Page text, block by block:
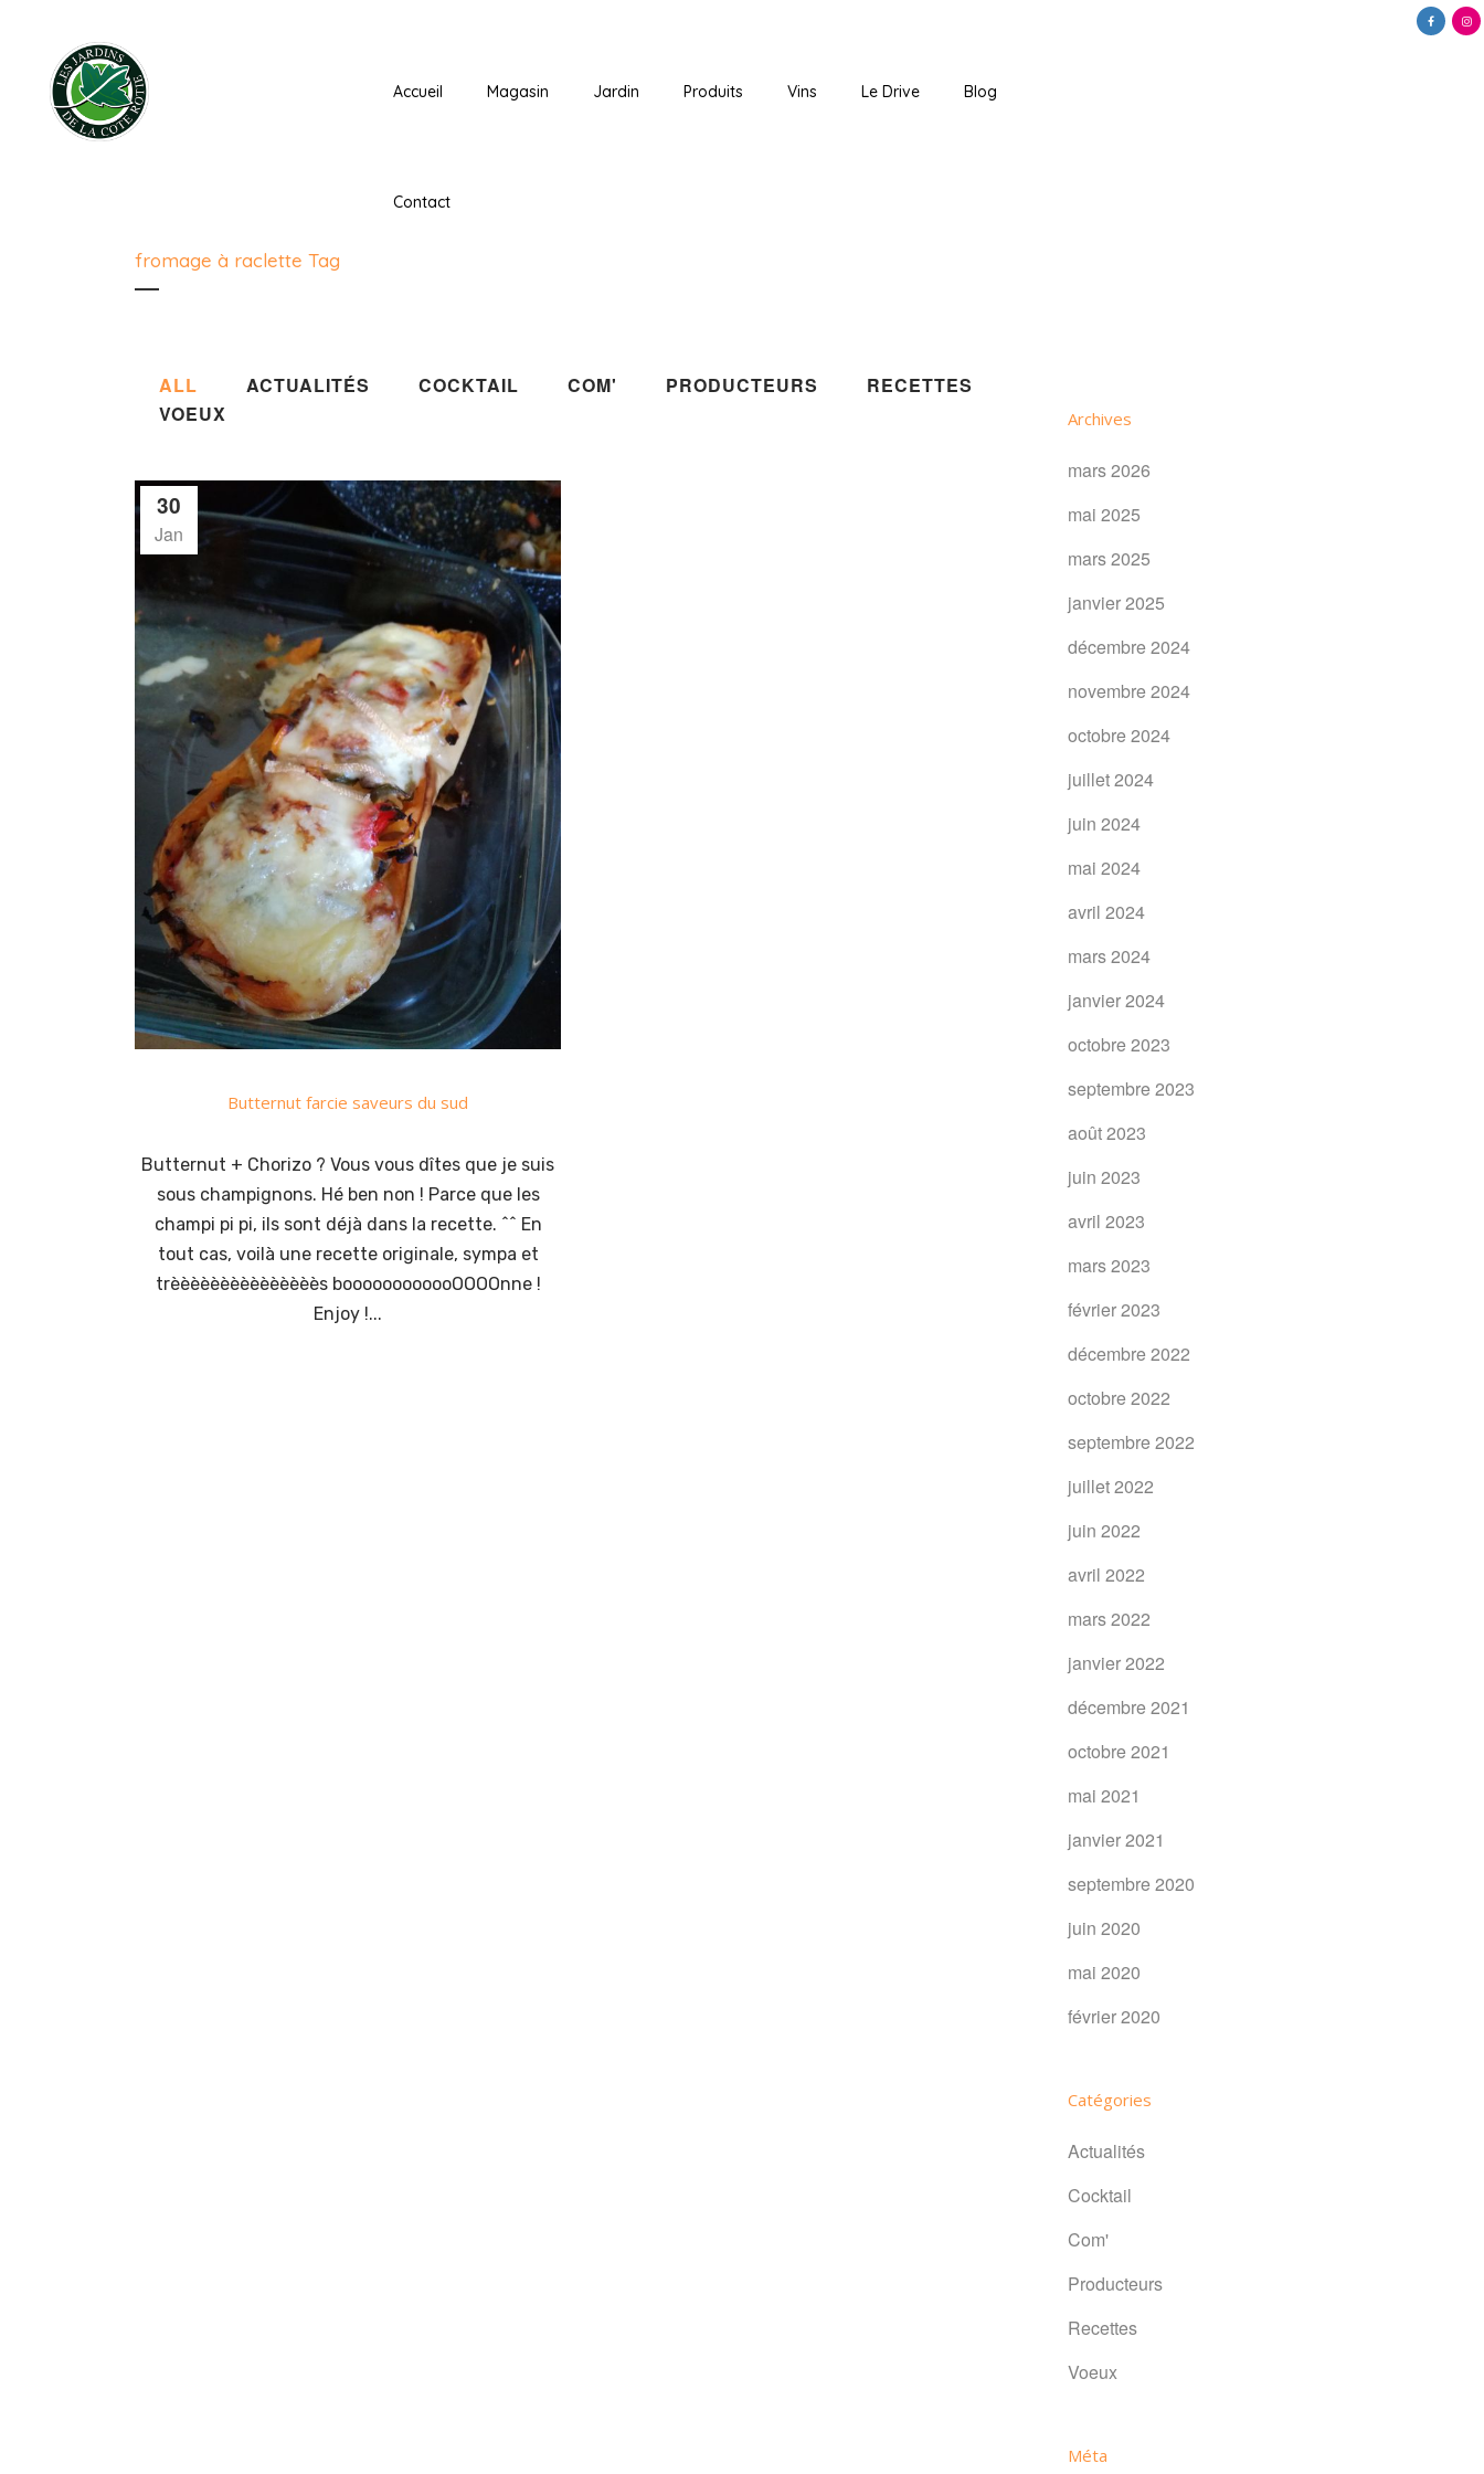
Accueil Magasin Jardin Produits Vins Le Drive Blog
Contact
fromage à raclette Tag
ALL ACTUALITÉS COCKTAIL COM' PRODUCTEURS
RECETTES
VOEUX
30
Jan
Butternut farcie saveurs du sud
Butternut + Chorizo ? Vous vous dîtes que je suis
sous champignons. Hé ben non ! Parce que les
champi pi pi, ils sont déjà dans la recette. ^^ En
tout cas, voilà une recette originale, sympa et
trèèèèèèèèèèèèèèès boooooooooooOOOOnne !
Enjoy !...
Archives
mars 2026
mai 2025
mars 2025
janvier 2025
décembre 2024
novembre 2024
octobre 2024
juillet 2024
juin 2024
mai 2024
avril 2024
mars 2024
janvier 2024
octobre 2023
septembre 2023
août 2023
juin 2023
avril 2023
mars 2023
février 2023
décembre 2022
octobre 2022
septembre 2022
juillet 2022
juin 2022
avril 2022
mars 2022
janvier 2022
décembre 2021
octobre 2021
mai 2021
janvier 2021
septembre 2020
juin 2020
mai 2020
février 2020
Catégories
Actualités
Cocktail
Com'
Producteurs
Recettes
Voeux
Méta